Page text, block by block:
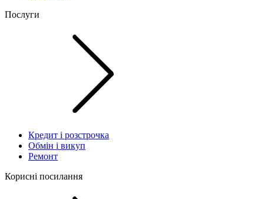
Послуги
Кредит і розстрочка
Обмін і викуп
Ремонт
Корисні посилання